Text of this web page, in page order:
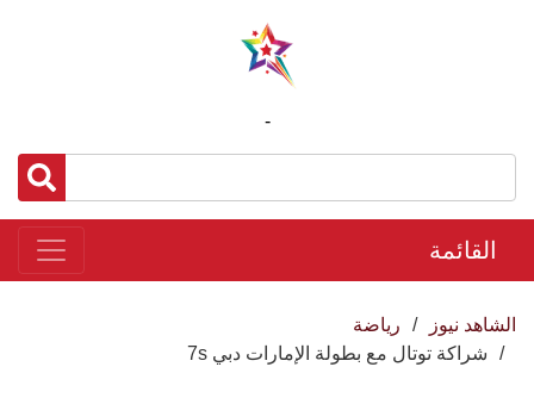
-
القائمة
الشاهد نيوز
رياضة
شراكة توتال مع بطولة الإمارات دبي 7s